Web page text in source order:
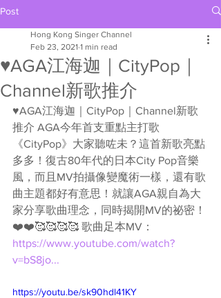
Post
♥️AGA江海迦｜CityPop｜
Channel新歌推介
Hong Kong Singer Channel
Feb 23, 2021 1 min read
♥️AGA江海迦｜CityPop｜Channel新歌
推介 AGA今年首支重點主打歌
《CityPop》大家聽咗未？這首新歌亮點
多多！復古80年代的日本City Pop音樂
風，而且MV拍攝像變魔術一樣，還有歌
曲主題都好有意思！就讓AGA親自為大
家分享歌曲理念，同時揭開MV的祕密！
❤️❤️🥰🥰🥰🥰 歌曲足本MV：
https://www.youtube.com/watch?
v=bS8jo...
https://youtu.be/sk90hdl41KY